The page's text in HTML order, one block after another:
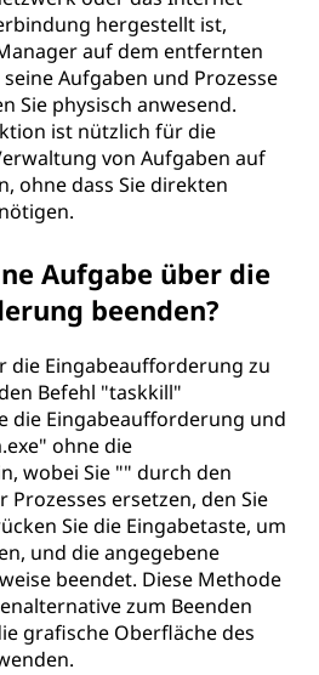
hergestellt ist,
auf dem entfernten
Aufgaben und Prozesse
Sie physisch anwesend.
ist nützlich für die
von Aufgaben auf
ohne dass Sie direkten
Aufgabe über die
beenden?
die Eingabeaufforderung zu
Befehl "taskkill"
die Eingabeaufforderung und
.exe" ohne die
wobei Sie "" durch den
Prozesses ersetzen, den Sie
Sie die Eingabetaste, um
und die angegebene
beendet. Diese Methode
zum Beenden
grafische Oberfläche des